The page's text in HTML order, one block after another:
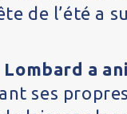
de l’été a
a
ses